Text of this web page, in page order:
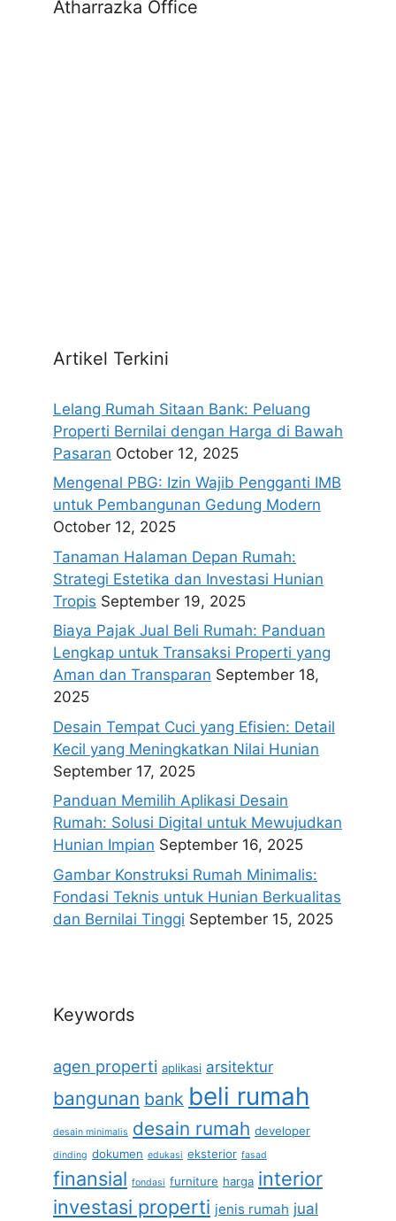
Atharrazka Office
Artikel Terkini
Lelang Rumah Sitaan Bank: Peluang
Properti Bernilai dengan Harga di Bawah
Pasaran October 12, 2025
Mengenal PBG: Izin Wajib Pengganti IMB
untuk Pembangunan Gedung Modern
October 12, 2025
Tanaman Halaman Depan Rumah:
Strategi Estetika dan Investasi Hunian
Tropis September 19, 2025
Biaya Pajak Jual Beli Rumah: Panduan
Lengkap untuk Transaksi Properti yang
Aman dan Transparan September 18,
2025
Desain Tempat Cuci yang Efisien: Detail
Kecil yang Meningkatkan Nilai Hunian
September 17, 2025
Panduan Memilih Aplikasi Desain
Rumah: Solusi Digital untuk Mewujudkan
Hunian Impian September 16, 2025
Gambar Konstruksi Rumah Minimalis:
Fondasi Teknis untuk Hunian Berkualitas
dan Bernilai Tinggi September 15, 2025
Keywords
agen properti aplikasi arsitektur
bangunan bank beli rumah
desain minimalis desain rumah developer
dinding dokumen edukasi eksterior fasad
finansial fondasi furniture harga interior
investasi properti jenis rumah jual